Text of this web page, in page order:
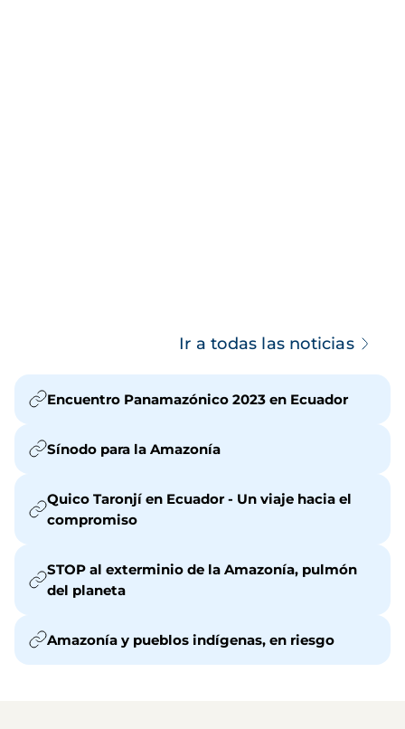
Ir a todas las noticias
Encuentro Panamazónico 2023 en Ecuador
Sínodo para la Amazonía
Quico Taronjí en Ecuador - Un viaje hacia el
compromiso
STOP al exterminio de la Amazonía, pulmón
del planeta
Amazonía y pueblos indígenas, en riesgo